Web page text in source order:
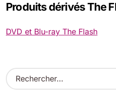
Produits dérivés The
DVD et Blu-ray The Flash
R
e